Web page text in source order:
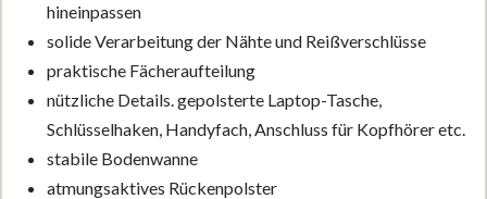
hineinpassen
solide Verarbeitung der Nähte und Reißverschlüsse
praktische Fächeraufteilung
nützliche Details. gepolsterte Laptop-Tasche,
Schlüsselhaken, Handyfach, Anschluss für Kopfhörer etc.
stabile Bodenwanne
atmungsaktives Rückenpolster